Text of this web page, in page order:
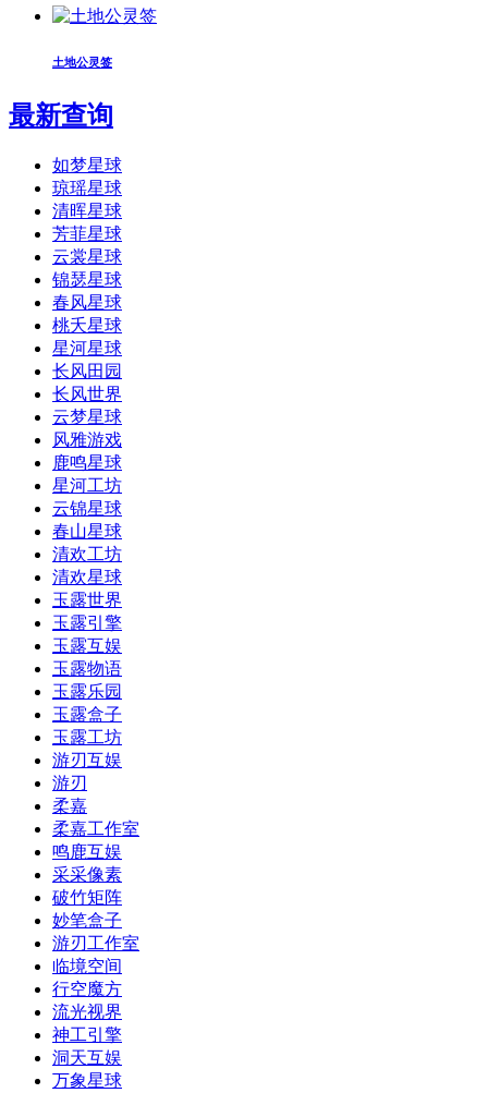
土地公灵签
最新查询
如梦星球
琼瑶星球
清晖星球
芳菲星球
云裳星球
锦瑟星球
春风星球
桃夭星球
星河星球
长风田园
长风世界
云梦星球
风雅游戏
鹿鸣星球
星河工坊
云锦星球
春山星球
清欢工坊
清欢星球
玉露世界
玉露引擎
玉露互娱
玉露物语
玉露乐园
玉露盒子
玉露工坊
游刃互娱
游刃
柔嘉
柔嘉工作室
鸣鹿互娱
采采像素
破竹矩阵
妙笔盒子
游刃工作室
临境空间
行空魔方
流光视界
神工引擎
洞天互娱
万象星球